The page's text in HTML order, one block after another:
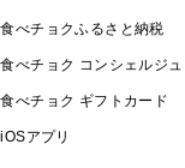
食べチョクふるさと納税
食べチョク コンシェルジュ
食べチョク ギフトカード
iOSアプリ